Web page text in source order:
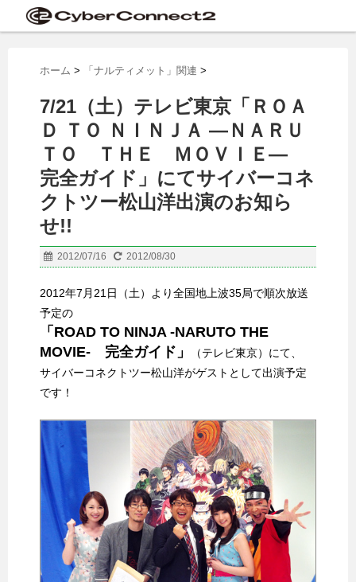
ホーム > 「ナルティメット」関連 >
7/21（土）テレビ東京「ＲＯＡ
Ｄ ＴＯ ＮＩＮＪＡ —ＮＡＲＵ
ＴＯ ＴＨＥ ＭＯＶＩＥ—
完全ガイド」にてサイバーコネ
クトツー松山洋出演のお知ら
せ!!
2012/07/16 2012/08/30
2012年7月21日（土）より全国地上波35局で順次放送
予定の
「ROAD TO NINJA -NARUTO THE
MOVIE- 完全ガイド」
（テレビ東京）にて、
サイバーコネクトツー松山洋がゲストとして出演予定
です！